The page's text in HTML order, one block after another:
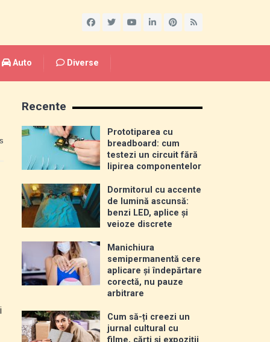
Auto Diverse
Recente
Prototiparea cu
breadboard: cum
testezi un circuit fără
lipirea componentelor
Dormitorul cu accente
de lumină ascunsă:
benzi LED, aplice și
veioze discrete
Manichiura
semipermanentă cere
aplicare și îndepărtare
corectă, nu pauze
arbitrare
Cum să-ți creezi un
jurnal cultural cu
filme, cărți și expoziții